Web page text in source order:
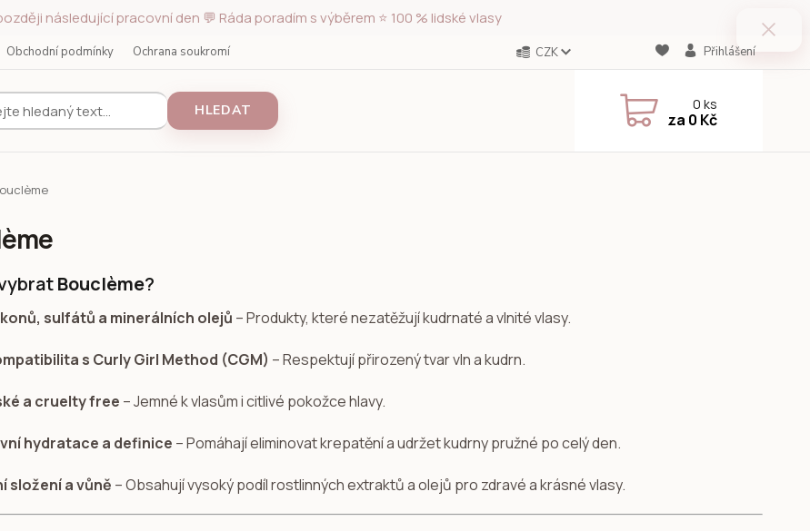
následující pracovní den 💬 Ráda poradím s výběrem ⭐ 100 % lidské vlasy
Obchodní podmínky Ochrana soukromí CZK Přihlášení
HLEDAT 0ks
za 0 Kč
Bouclème?
sulfátů a minerálních olejů – Produkty, které nezatěžují kudrnaté a vlnité vlasy.
s Curly Girl Method (CGM) – Respektují přirozený tvar vln a kudrn.
a cruelty free – Jemné k vlasům i citlivé pokožce hlavy.
hydratace a definice – Pomáhají eliminovat krepatění a udržet kudrny pružné po celý den.
složení a vůně – Obsahují vysoký podíl rostlinných extraktů a olejů pro zdravé a krásné vlasy.